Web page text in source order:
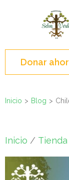
(presione
Entrar)Donar
Inicio > Blog >
Inicio / Tienda